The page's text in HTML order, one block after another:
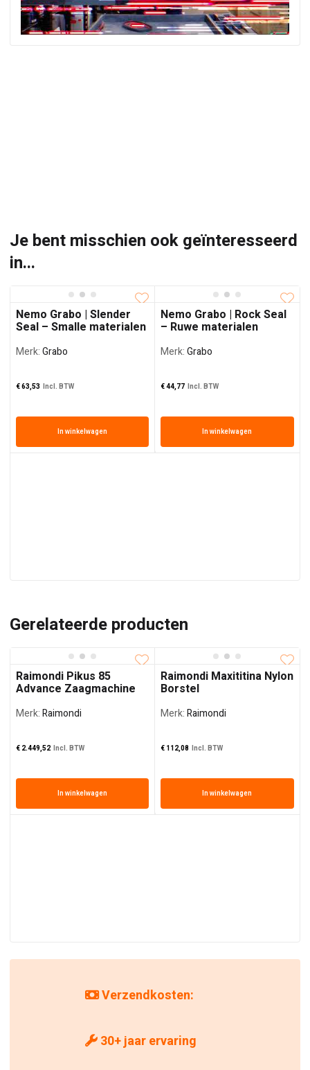
Je bent misschien ook geïnteresseerd
in...
Nemo Grabo | Slender
Seal – Smalle materialen
€63,53 Incl. BTW
In winkelwagen
Merk:Grabo
Nemo Grabo | Rock Seal
– Ruwe materialen
€44,77 Incl. BTW
In winkelwagen
Merk:Grabo
Gerelateerde producten
Raimondi Pikus 85
Advance Zaagmachine
€ 2.449,52 Incl. BTW
In winkelwagen
Merk:Raimondi
Raimondi Maxititina Nylon
Borstel
€ 112,08 Incl. BTW
In winkelwagen
Merk:Raimondi
Verzendkosten:
30+ jaar ervaring